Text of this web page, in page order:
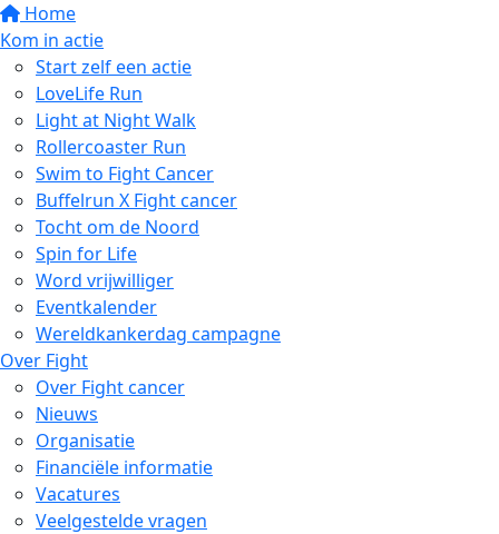
Home
Kom in actie
Start zelf een actie
LoveLife Run
Light at Night Walk
Rollercoaster Run
Swim to Fight Cancer
Buffelrun X Fight cancer
Tocht om de Noord
Spin for Life
Word vrijwilliger
Eventkalender
Wereldkankerdag campagne
Over Fight
Over Fight cancer
Nieuws
Organisatie
Financiële informatie
Vacatures
Veelgestelde vragen